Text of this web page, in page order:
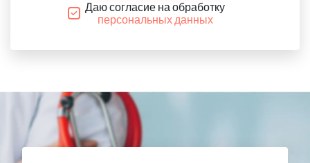
Даю согласие на обработку
персональных данных